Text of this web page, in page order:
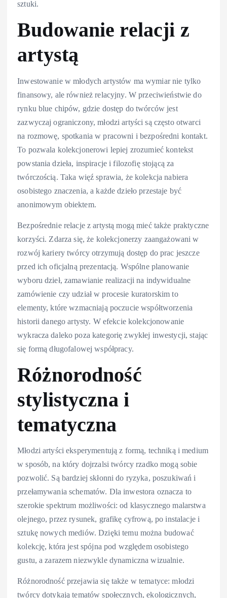
sztuki.
Budowanie relacji z
artystą
Inwestowanie w młodych artystów ma wymiar nie tylko
finansowy, ale również relacyjny. W przeciwieństwie do
rynku blue chipów, gdzie dostęp do twórców jest
zazwyczaj ograniczony, młodzi artyści są często otwarci
na rozmowę, spotkania w pracowni i bezpośredni kontakt.
To pozwala kolekcjonerowi lepiej zrozumieć kontekst
powstania dzieła, inspiracje i filozofię stojącą za
twórczością. Taka więź sprawia, że kolekcja nabiera
osobistego znaczenia, a każde dzieło przestaje być
anonimowym obiektem.
Bezpośrednie relacje z artystą mogą mieć także praktyczne
korzyści. Zdarza się, że kolekcjonerzy zaangażowani w
rozwój kariery twórcy otrzymują dostęp do prac jeszcze
przed ich oficjalną prezentacją. Wspólne planowanie
wyboru dzieł, zamawianie realizacji na indywidualne
zamówienie czy udział w procesie kuratorskim to
elementy, które wzmacniają poczucie współtworzenia
historii danego artysty. W efekcie kolekcjonowanie
wykracza daleko poza kategorię zwykłej inwestycji, stając
się formą długofalowej współpracy.
Różnorodność
stylistyczna i
tematyczna
Młodzi artyści eksperymentują z formą, techniką i medium
w sposób, na który dojrzalsi twórcy rzadko mogą sobie
pozwolić. Są bardziej skłonni do ryzyka, poszukiwań i
przełamywania schematów. Dla inwestora oznacza to
szerokie spektrum możliwości: od klasycznego malarstwa
olejnego, przez rysunek, grafikę cyfrową, po instalacje i
sztukę nowych mediów. Dzięki temu można budować
kolekcję, która jest spójna pod względem osobistego
gustu, a zarazem niezwykle dynamiczna wizualnie.
Różnorodność przejawia się także w tematyce: młodzi
twórcy dotykają tematów społecznych, ekologicznych,